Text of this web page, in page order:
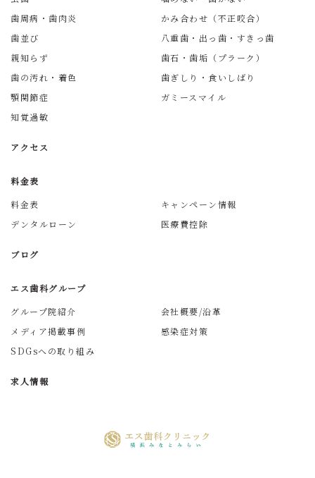
歯周病・歯肉炎
かみ合わせ（不正咬合）
歯並び
八重歯・出っ歯・すきっ歯
親知らず
歯石・歯垢（プラーク）
歯の汚れ・着色
歯ぎしり・食いしばり
顎関節症
ガミースマイル
知覚過敏
アクセス
料金表
料金表
キャンペーン情報
デンタルローン
医療費控除
ブログ
エス歯科グループ
グループ院紹介
会社概要/沿革
メディア掲載事例
感染症対策
SDGsへの取り組み
求人情報